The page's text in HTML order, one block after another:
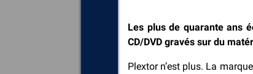
Les plus de quarante ans
CD/DVD gravés sur du
Plextor n’est plus. La